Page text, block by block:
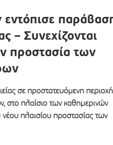
– Συνεχίζονται
προστασία των
σε προστατευόμενη περιοχή
στο πλαίσιο των καθημερινών
πλαισίου προστασίας των